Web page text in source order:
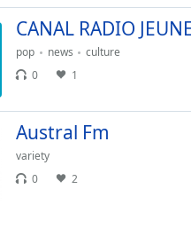
CANAL RADIO
pop news
culture
0
1
Austral Fm
variety
0
2